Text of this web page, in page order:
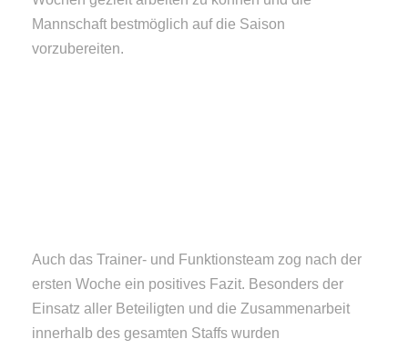
Mannschaft bestmöglich auf die Saison
vorzubereiten.
Auch das Trainer- und Funktionsteam zog nach der
ersten Woche ein positives Fazit. Besonders der
Einsatz aller Beteiligten und die Zusammenarbeit
innerhalb des gesamten Staffs wurden